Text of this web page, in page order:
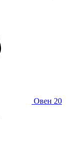
Овен 20